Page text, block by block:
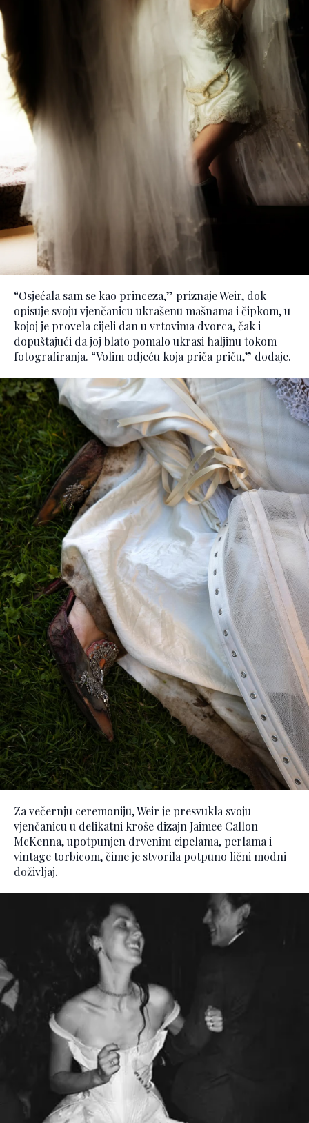
“Osjećala sam se kao princeza,” priznaje Weir, dok
opisuje svoju vjenčanicu ukrašenu mašnama i čipkom, u
kojoj je provela cijeli dan u vrtovima dvorca, čak i
dopuštajući da joj blato pomalo ukrasi haljinu tokom
fotografiranja. “Volim odjeću koja priča priču,” dodaje.
Za večernju ceremoniju, Weir je presvukla svoju
vjenčanicu u delikatni kroše dizajn Jaimee Callon
McKenna, upotpunjen drvenim cipelama, perlama i
vintage torbicom, čime je stvorila potpuno lični modni
doživljaj.